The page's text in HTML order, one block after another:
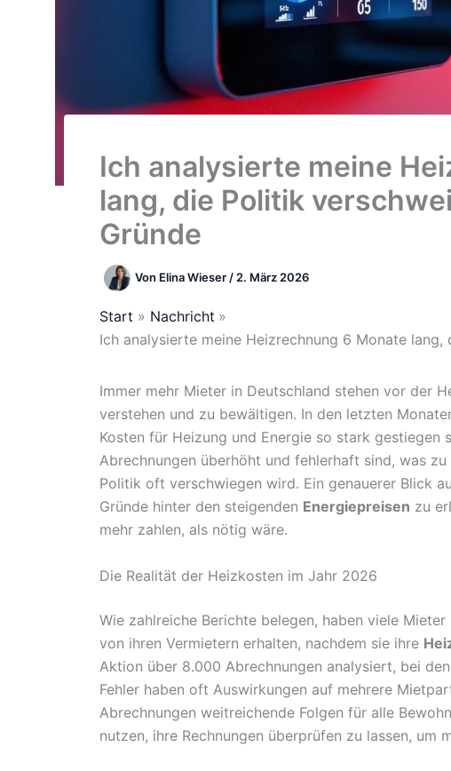
Ich analysierte meine
lang, die Politik
Gründe
Von Elina Wieser / 2. März 2026
Start
Nachricht
Ich analysierte meine Heizrechnung 6 Monate
Immer mehr Mieter in Deutschland stehen vor der
verstehen und zu bewältigen. In den letzten
Kosten für Heizung und Energie so stark gestiegen
Abrechnungen überhöht und fehlerhaft sind, was
Politik oft verschwiegen wird. Ein genauerer Blick
Gründe hinter den steigenden Energiepreisen zu
mehr zahlen, als nötig wäre.
Die Realität der Heizkosten im Jahr 2026
Wie zahlreiche Berichte belegen, haben viele
von ihren Vermietern erhalten, nachdem sie ihre
Aktion über 8.000 Abrechnungen analysiert, bei
Fehler haben oft Auswirkungen auf mehrere
Abrechnungen weitreichende Folgen für alle
nutzen, ihre Rechnungen überprüfen zu lassen, um